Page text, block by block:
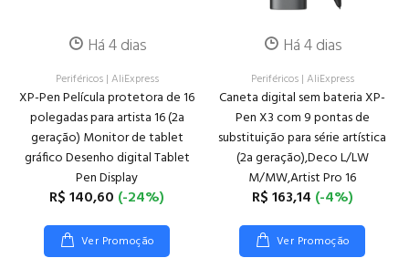
Há 4 dias
Periféricos| AliExpress
XP-Pen Película protetora de 16
polegadas para artista 16 (2a
geração) Monitor de tablet
gráfico Desenho digital Tablet
Pen Display
R$ 140,60 (-24%)
Ver Promoção
Há 4 dias
Periféricos| AliExpress
Caneta digital sem bateria XP-
Pen X3 com 9 pontas de
substituição para série artística
(2a geração),Deco L/LW
M/MW,Artist Pro 16
R$ 163,14 (-4%)
Ver Promoção